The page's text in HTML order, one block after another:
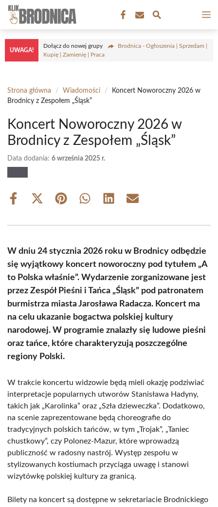
Przejdź
treści
UWAGA!
Dołącz do nowej grupy
Brodnica - Ogłoszenia | Sprzedam |
Kupię | Zamienię | Praca
Strona główna / Wiadomości /
Koncert Noworoczny 2026 w
Brodnicy z Zespołem „Śląsk”
Koncert Noworoczny 2026 w
Brodnicy z Zespołem „Śląsk”
Data dodania: 6 września 2025 r.
Share
Share
(Twitter)
Share Share Share Share
W dniu 24 stycznia 2026 roku w Brodnicy odbędzie
się wyjątkowy koncert noworoczny pod tytułem „A
to Polska właśnie”. Wydarzenie zorganizowane jest
przez Zespół Pieśni i Tańca „Śląsk” pod patronatem
burmistrza miasta Jarosława Radacza. Koncert ma
na celu ukazanie bogactwa polskiej kultury
narodowej. W programie znalazły się ludowe pieśni
oraz tańce, które charakteryzują poszczególne
regiony Polski.
W trakcie koncertu widzowie będą mieli okazję podziwiać
interpretacje popularnych utworów Stanisława Hadyny,
takich jak „Karolinka” oraz „Szła dzieweczka”. Dodatkowo,
na scenie zaprezentowane będą choreografie do
tradycyjnych polskich tańców, w tym „Trojak”, „Taniec
chustkowy”, czy Polonez-Mazur, które wprowadzą
publiczność w radosny nastrój. Występ zespołu w
stylizowanych kostiumach przyciąga uwagę i stanowi
wizytówkę polskiej kultury za granicą.
Bilety na koncert są dostępne w sekretariacie Brodnickiego